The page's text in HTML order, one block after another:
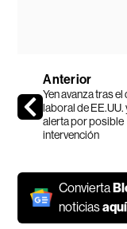
Anterior
Yen avanza tras
laboral de EE.UU.
alerta por posible
intervención
Convierta
noticiasaquí